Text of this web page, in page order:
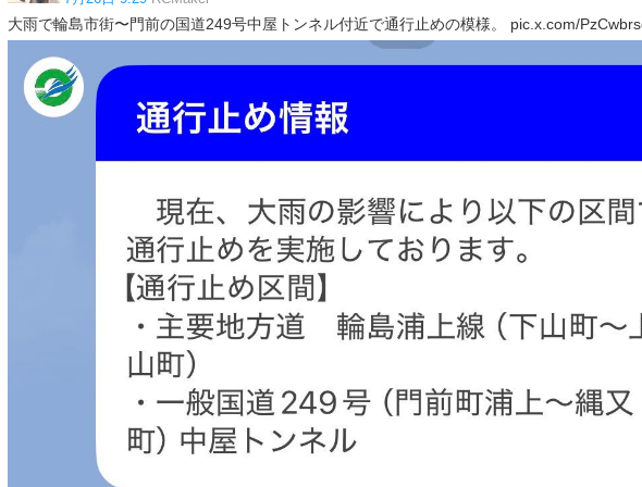
大雨で輪島市街〜門前の国道249号中屋トンネル付近で通行止めの模様。 pic.x.com/